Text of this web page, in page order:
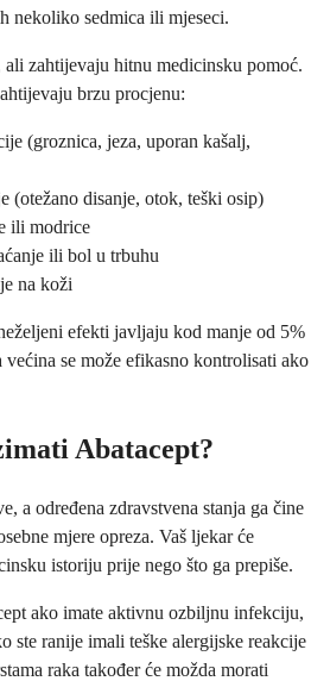
nekoliko sedmica ili mjeseci.
zahtijevaju hitnu medicinsku pomoć.
brzu procjenu:
(groznica, jeza, uporan kašalj,
(otežano disanje, otok, teški osip)
ili modrice
ili bol u trbuhu
na koži
efekti javljaju kod manje od 5%
se može efikasno kontrolisati ako
Abatacept?
a određena zdravstvena stanja ga čine
mjere opreza. Vaš ljekar će
istoriju prije nego što ga prepiše.
ako imate aktivnu ozbiljnu infekciju,
ste ranije imali teške alergijske reakcije
raka također će možda morati